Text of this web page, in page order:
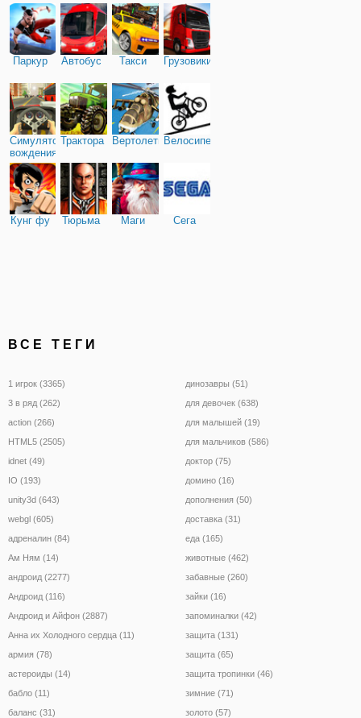
Паркур Автобус Такси Грузовики
Симулятор
вождения
Трактора ВертолетыВелосипед
Кунг фу Тюрьма Маги Сега
ВСЕ ТЕГИ
1 игрок (3365)
3 в ряд (262)
action (266)
HTML5 (2505)
idnet (49)
IO (193)
unity3d (643)
webgl (605)
адреналин (84)
Ам Ням (14)
андроид (2277)
Андроид (116)
Андроид и Айфон (2887)
Анна их Холодного сердца (11)
армия (78)
астероиды (14)
бабло (11)
баланс (31)
динозавры (51)
для девочек (638)
для малышей (19)
для мальчиков (586)
доктор (75)
домино (16)
дополнения (50)
доставка (31)
еда (165)
животные (462)
забавные (260)
зайки (16)
запоминалки (42)
защита (131)
защита (65)
защита тропинки (46)
зимние (71)
золото (57)